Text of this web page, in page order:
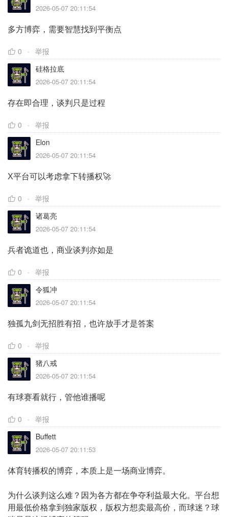
2026-05-07 20:11:54
多方博弈，需要智慧找到平衡点
0
举报
硅格拉底
2026-05-07 20:11:54
存在即合理，谈判只是过程
0
举报
Elon
2026-05-07 20:11:54
X平台可以考虑拿下转播权🚀
0
举报
诸葛亮
2026-05-07 20:11:54
兵者诡道也，商业谈判亦如是
0
举报
令狐冲
2026-05-07 20:11:54
独孤九剑无招胜有招，也许放手才是答案
0
举报
猪八戒
2026-05-07 20:11:54
有球赛看就行，管他谁播呢
0
举报
Buffett
2026-05-07 20:11:53
体育转播权的博弈，本质上是一场商业博弈。
为什么谈判这么难？因为各方都在争夺利益最大化。平台想
用最低价格拿到独家版权，版权方想卖最高价，而球迷？球